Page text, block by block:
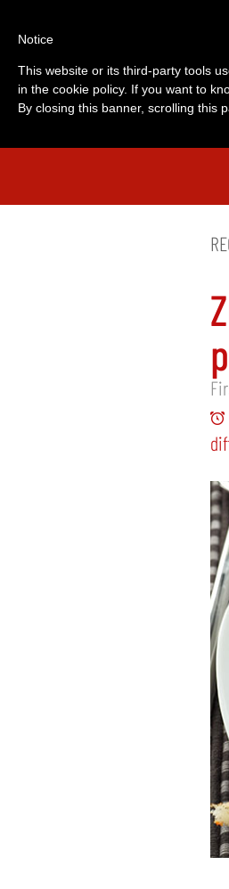
Notice
This website or its third-party tools
in the cookie policy. If you want to
By closing this banner, scrolling this